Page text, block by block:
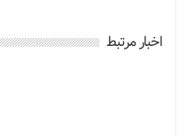
اخبار مرتبط